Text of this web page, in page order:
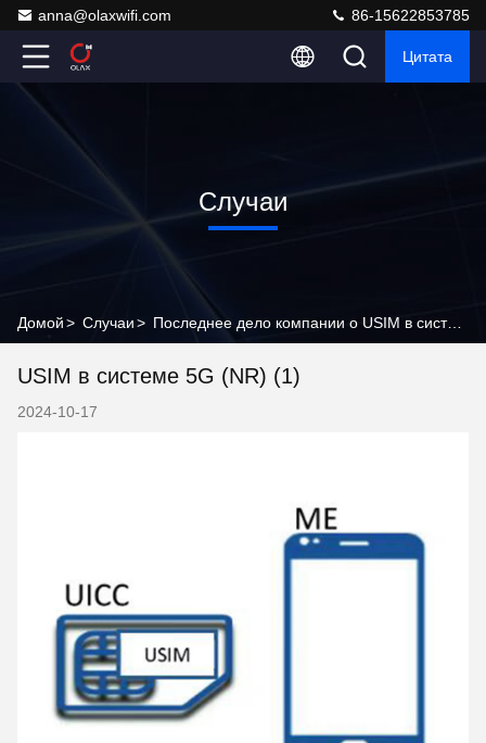
anna@olaxwifi.com 86-15622853785
Цитата
Случаи
Домой> Случаи> Последнее дело компании о USIM в системе 5G (NR) (1)
USIM в системе 5G (NR) (1)
2024-10-17